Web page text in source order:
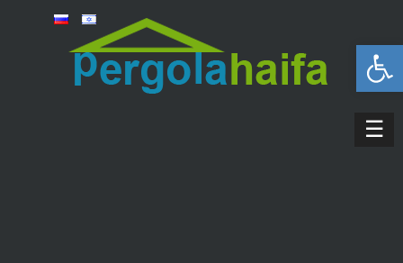
פתח סרגל נגישות
☰